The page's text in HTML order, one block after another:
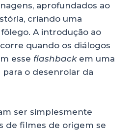
aprofundados ao
criando uma
A introdução ao
quando os diálogos
esse flashback em uma
o desenrolar da
ser simplesmente
de filmes de origem se